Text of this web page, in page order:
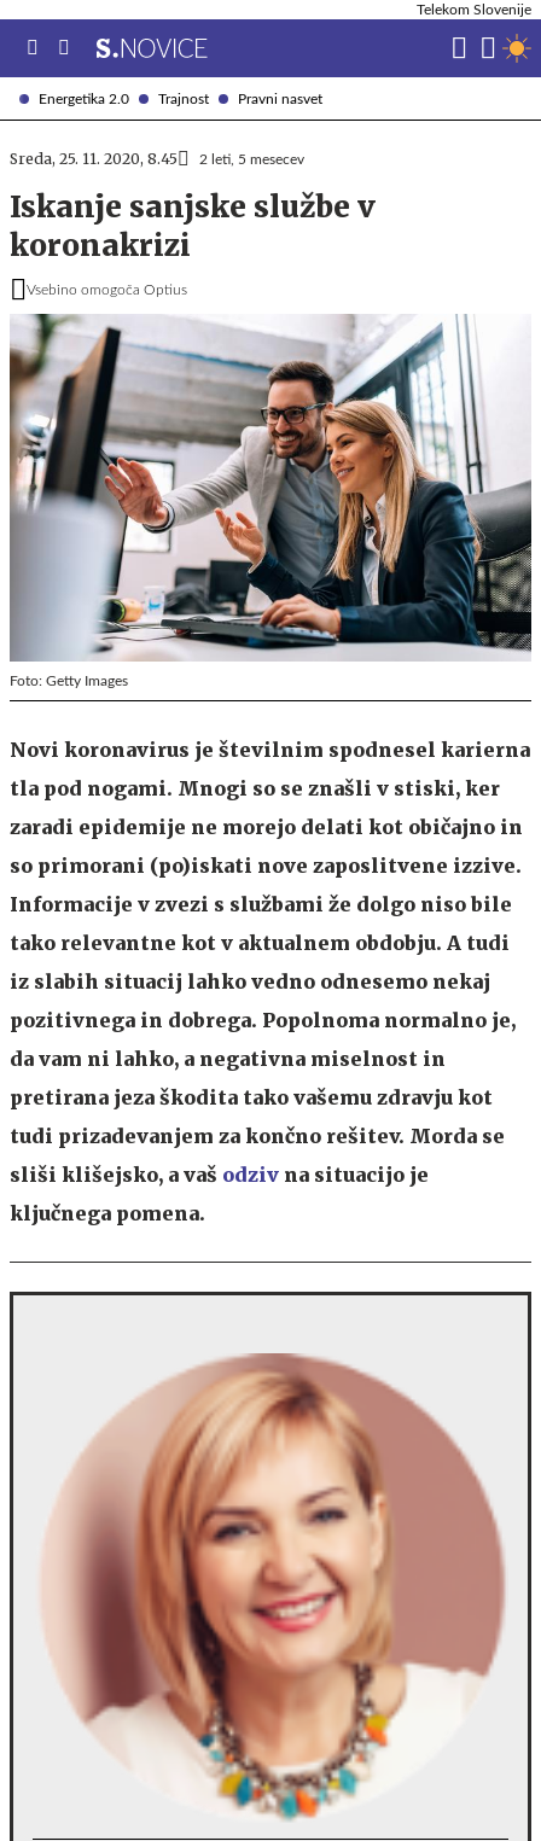
Energetika 2.0 Trajnost Pravni nasvet
Telekom Slovenije
Sreda, 25. 11. 2020, 8.45 2 leti, 5 mesecev
Iskanje sanjske službe v
koronakrizi
Vsebino omogoča Optius
Foto: Getty Images
Novi koronavirus je številnim spodnesel karierna
tla pod nogami. Mnogi so se znašli v stiski, ker
zaradi epidemije ne morejo delati kot običajno in
so primorani (po)iskati nove zaposlitvene izzive.
Informacije v zvezi s službami že dolgo niso bile
tako relevantne kot v aktualnem obdobju. A tudi
iz slabih situacij lahko vedno odnesemo nekaj
pozitivnega in dobrega. Popolnoma normalno je,
da vam ni lahko, a negativna miselnost in
pretirana jeza škodita tako vašemu zdravju kot
tudi prizadevanjem za končno rešitev. Morda se
sliši klišejsko, a vaš odziv na situacijo je
ključnega pomena.